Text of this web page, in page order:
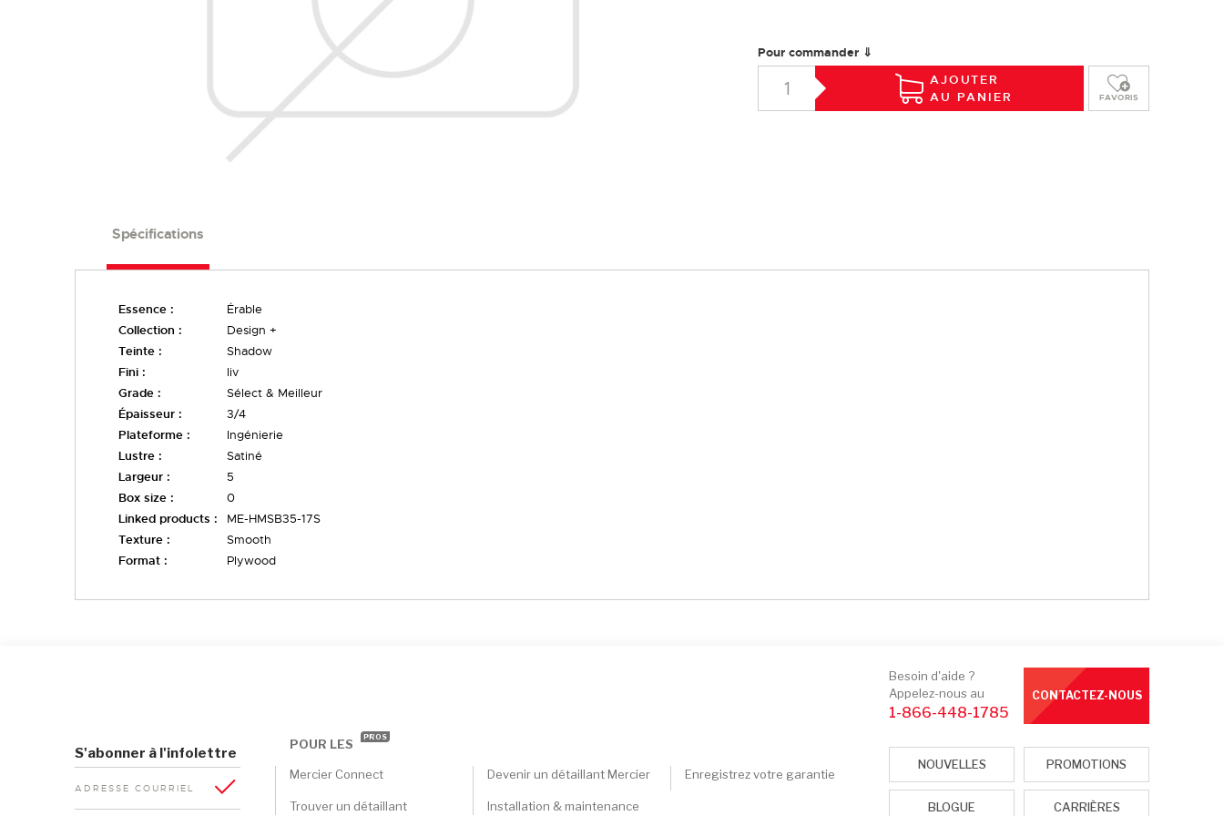
Pour commander ⇓
AJOUTER
AU PANIER
FAVORIS
Spécifications
Essence :
Érable
Collection :
Design +
Teinte :
Shadow
Fini :
liv
Grade :
Sélect & Meilleur
Épaisseur :
3/4
Plateforme :
Ingénierie
Lustre :
Satiné
Largeur :
5
Box size :
0
Linked products :
ME-HMSB35-17S
Texture :
Smooth
Format :
Plywood
S'abonner à l'infolettre
ADRESSE COURRIEL
POUR LES PROS
Mercier Connect
Trouver un détaillant
Devenir un détaillant Mercier
Installation & maintenance
Enregistrez votre garantie
Besoin d'aide ?
Appelez-nous au
1-866-448-1785
CONTACTEZ-NOUS
NOUVELLES PROMOTIONS
BLOGUE CARRIÈRES